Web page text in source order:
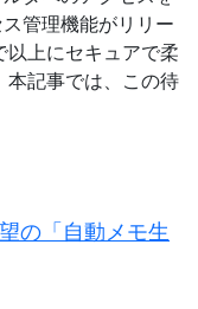
管理機能がリリー
上にセキュアで柔
本記事では、この待
の「自動メモ生